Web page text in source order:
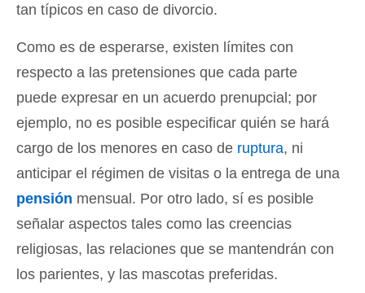
tan típicos en caso de divorcio.
Como es de esperarse, existen límites con
respecto a las pretensiones que cada parte
puede expresar en un acuerdo prenupcial; por
ejemplo, no es posible especificar quién se hará
cargo de los menores en caso de ruptura, ni
anticipar el régimen de visitas o la entrega de una
pensión mensual. Por otro lado, sí es posible
señalar aspectos tales como las creencias
religiosas, las relaciones que se mantendrán con
los parientes, y las mascotas preferidas.